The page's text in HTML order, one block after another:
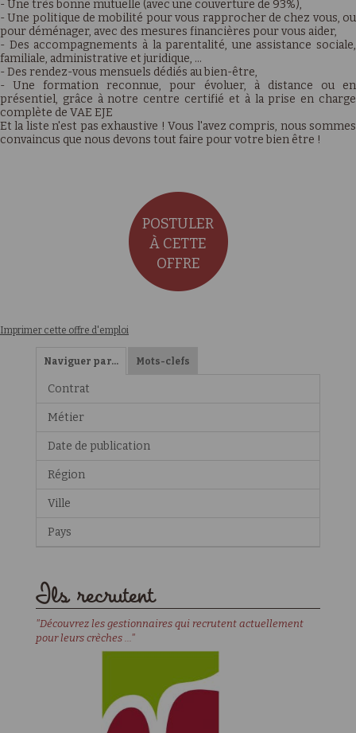
- Une très bonne mutuelle (avec une couverture de 93%),
- Une politique de mobilité pour vous rapprocher de chez vous, ou
pour déménager, avec des mesures financières pour vous aider,
- Des accompagnements à la parentalité, une assistance sociale,
familiale, administrative et juridique, …
- Des rendez-vous mensuels dédiés au bien-être,
- Une formation reconnue, pour évoluer, à distance ou en
présentiel, grâce à notre centre certifié et à la prise en charge
complète de VAE EJE
Et la liste n'est pas exhaustive ! Vous l'avez compris, nous sommes
convaincus que nous devons tout faire pour votre bien être !
POSTULER
À CETTE
OFFRE
Imprimer cette offre d'emploi
Naviguer par… Mots-clefs
Contrat
Métier
Date de publication
Région
Ville
Pays
Ils recrutent
"Découvrez les gestionnaires qui recrutent actuellement
pour leurs crèches ..."